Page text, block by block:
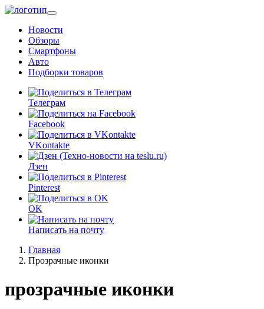
Перейти
основному
содержанию
Новости
Обзоры
Смартфоны
Авто
Подборки товаров
Телеграм
Facebook
VKontakte
Дзен
Pinterest
OK
Написать на почту
Главная
Прозрачные иконки
прозрачные иконки